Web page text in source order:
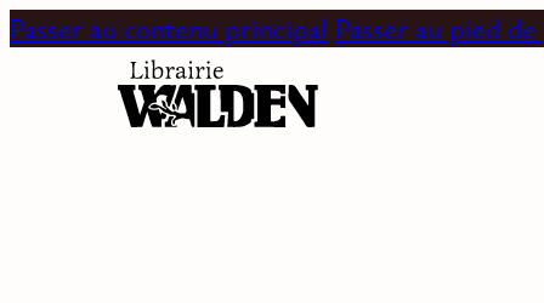
Passer au contenu principal Passer au pied de